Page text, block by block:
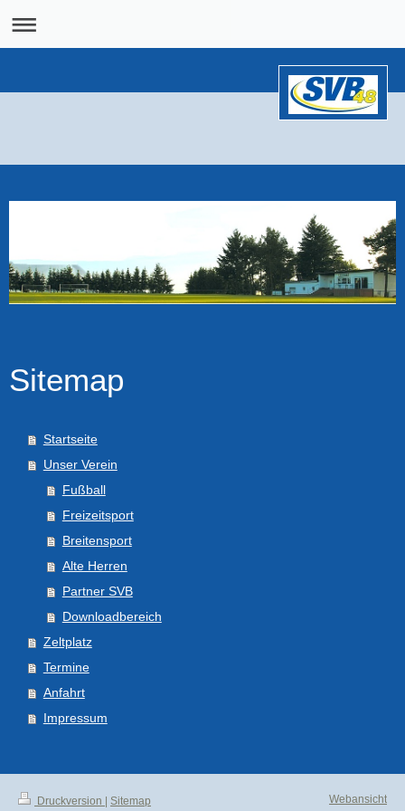
Sitemap
Startseite
Unser Verein
Fußball
Freizeitsport
Breitensport
Alte Herren
Partner SVB
Downloadbereich
Zeltplatz
Termine
Anfahrt
Impressum
Druckversion
Sitemap
Webansicht